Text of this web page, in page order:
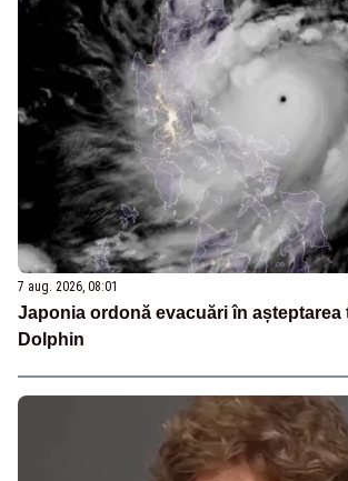
7 aug. 2026, 08:01
Japonia ordonă evacuări în așteptarea
Dolphin